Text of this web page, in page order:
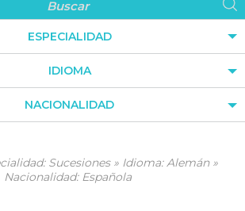
ESPECIALIDAD
IDIOMA
NACIONALIDAD
Sucesiones » Idioma: Alemán »
Nacionalidad: Española